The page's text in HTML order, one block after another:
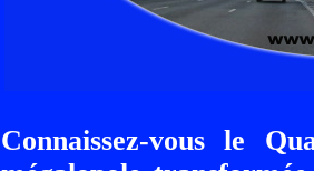
Connaissez-vous le